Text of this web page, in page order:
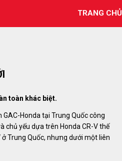
TRANG CHỦ
toàn khác biệt.
Honda tại Trung Quốc công
chủ yếu dựa trên Honda CR-V thế
Trung Quốc, nhưng dưới một liên